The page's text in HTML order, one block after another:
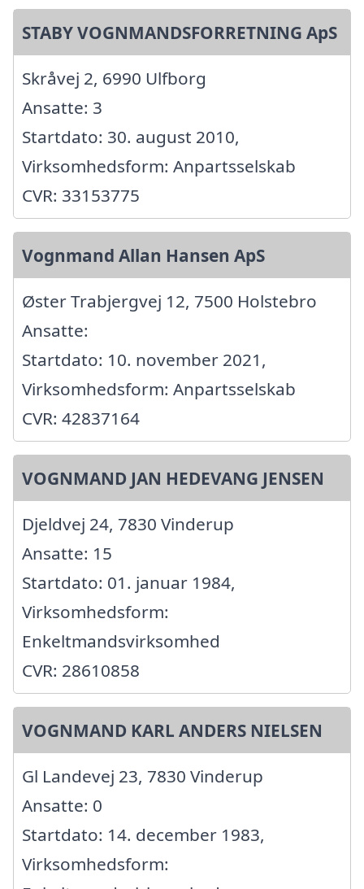
STABY VOGNMANDSFORRETNING ApS
Skråvej 2, 6990 Ulfborg
Ansatte: 3
Startdato: 30. august 2010,
Virksomhedsform: Anpartsselskab
CVR: 33153775
Vognmand Allan Hansen ApS
Øster Trabjergvej 12, 7500 Holstebro
Ansatte:
Startdato: 10. november 2021,
Virksomhedsform: Anpartsselskab
CVR: 42837164
VOGNMAND JAN HEDEVANG JENSEN
Djeldvej 24, 7830 Vinderup
Ansatte: 15
Startdato: 01. januar 1984,
Virksomhedsform:
Enkeltmandsvirksomhed
CVR: 28610858
VOGNMAND KARL ANDERS NIELSEN
Gl Landevej 23, 7830 Vinderup
Ansatte: 0
Startdato: 14. december 1983,
Virksomhedsform: